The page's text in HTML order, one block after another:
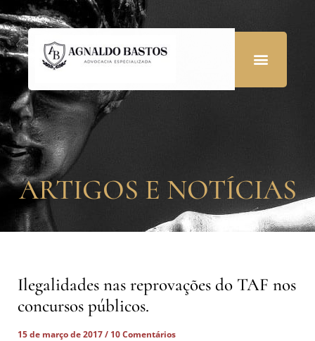
ARTIGOS E NOTÍCIAS
Ilegalidades nas reprovações do TAF nos
concursos públicos.
15 de março de 2017
10 Comentários